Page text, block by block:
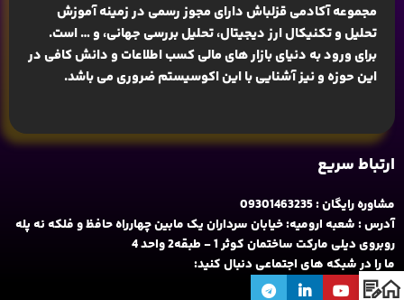
مجموعه آکادمی قزلباش دارای مجوز رسمی در زمینهآموزش
تحلیل و تکنیکال ارز دیجیتال، تحلیل بررسی جهانی، و … است.
برای ورود به دنیای بازار های مالی کسب اطلاعات و دانش کافی در
این حوزه و نیز آشنایی با این اکوسیستم ضروری می باشد.
ارتباط سریع
مشاوره رایگان : 09301463235
آدرس : شعبه ارومیه: خیابان سرداران یک مابین چهارراه حافظ و فلکه نه پله
روبروی دیلی مارکت ساختمان کوثر 1 - طبقه2 واحد 4
ما را در شبکه های اجتماعی دنبال کنید: